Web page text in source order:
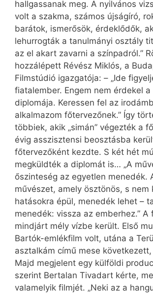
hallgassanak meg. A nyilvános
volt a szakma, számos újságíró,
barátok, ismerősök, érdeklődők,
lehurrogták a tanulmányi osztály
az el akart zavarni a színpadról.”
hozzálépett Révész Miklós, a
Filmstúdió igazgatója: – „Ide
fiatalember. Engem nem érdekel a
diplomája. Keressen fel az
alkalmazom főtervezőnek.” Így
többiek, akik „simán” végezték a
évig asszisztensi beosztásba
főtervezőként kezdte. S két hét
megküldték a diplomát is… „A
őszinteség az egyetlen menedék.
művészet, amely ösztönös, s nem
hatásokra épül, menedék lehet –
menedék: vissza az emberhez.” A
mindjárt mély vízbe került. Első
Bartók-emlékfilm volt, utána a
asztalkám című mese következett,
Majd megjelent egy külföldi
szerint Bertalan Tivadart kérte,
valamelyik filmjét. „Neki az a